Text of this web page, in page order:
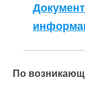
По